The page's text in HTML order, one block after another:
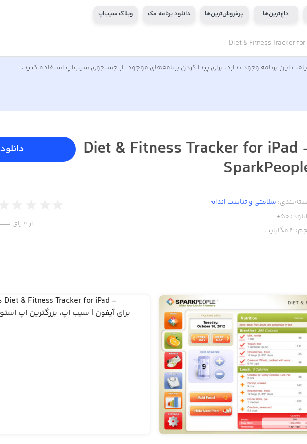
داغ‌ترین‌ها پرفروش‌ترین‌ها دانلود برنامه مک وبلاگ سیب‌اپ
Diet & Fitness Tracker
این برنامه وجود ندارد. برای پیدا کردن برنامه‌های موجود، از جستجوی سیب‌اپ استفاده کنید.
Diet & Fitness Tracker for iPad
سلامتی و تناسب اندام
50+
4 مگابایت
دانلود
از 0 رای ثبت شده